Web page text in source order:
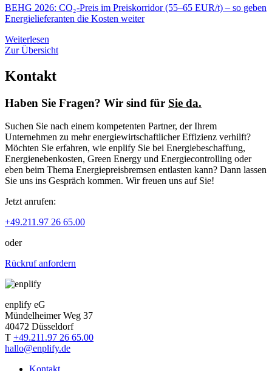
BEHG 2026: CO₂-Preis im Preiskorridor (55–65 EUR/t) – so geben
Energielieferanten die Kosten weiter
Weiterlesen
Zur Übersicht
Kontakt
Haben Sie Fragen? Wir sind für Sie da.
Suchen Sie nach einem kompetenten Partner, der Ihrem
Unternehmen zu mehr energiewirtschaftlicher Effizienz verhilft?
Möchten Sie erfahren, wie enplify Sie bei Energiebeschaffung,
Energienebenkosten, Green Energy und Energiecontrolling oder
eben beim Thema Energiepreisbremsen entlasten kann? Dann lassen
Sie uns ins Gespräch kommen. Wir freuen uns auf Sie!
Jetzt anrufen:
+49.211.97 26 65.00
oder
Rückruf anfordern
enplify eG
Mündelheimer Weg 37
40472 Düsseldorf
T +49.211.97 26 65.00
hallo@enplify.de